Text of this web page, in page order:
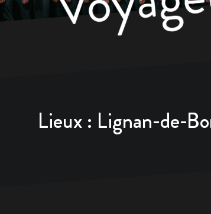
Lieux : Lignan-de-